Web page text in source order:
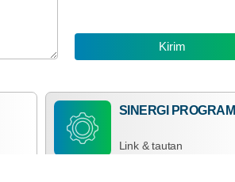
SINERGI PROGRAM
Link & tautan